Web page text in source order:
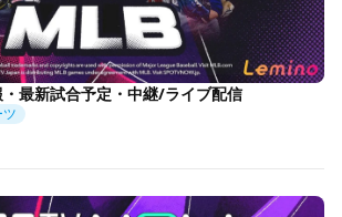
最新試合予定・中継/ライブ配信